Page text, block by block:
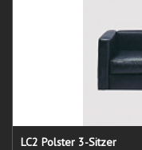
LC2 Polster 3-Sitzer